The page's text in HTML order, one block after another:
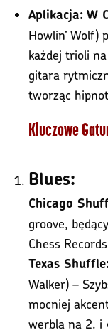
Aplikacja: W
Howlin’ Wolf)
każdej trioli
gitara
tworząc
Kluczowe
Blues:
Chicago
groove,
Chess
Texas
Walker) –
mocniej
werbla na 2. i